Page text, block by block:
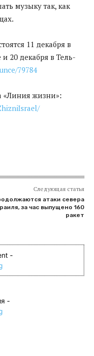
музыку так, как
11 декабря в
20 декабря в Тель-
79784
«Линия жизни»:
Следующая статья
атаки севера
за час выпущено 160
ракет
-
-